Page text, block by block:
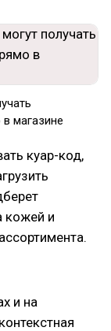
магазине
куар-код,
кожей и
и на